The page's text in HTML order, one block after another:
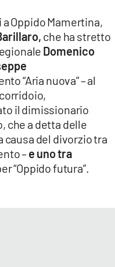
Oppido Mamertina,
che ha stretto
Domenico
“Aria nuova” – al
il dimissionario
che a detta delle
causa del divorzio tra
–e uno tra
“Oppido futura”.